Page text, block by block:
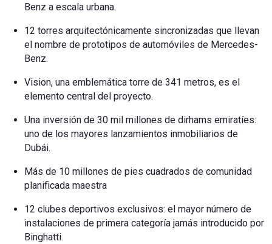
Benz a escala urbana.
12 torres arquitectónicamente sincronizadas que llevan
el nombre de prototipos de automóviles de Mercedes-
Benz.
Vision, una emblemática torre de 341 metros, es el
elemento central del proyecto.
Una inversión de 30 mil millones de dirhams emiratíes:
uno de los mayores lanzamientos inmobiliarios de
Dubái.
Más de 10 millones de pies cuadrados de comunidad
planificada maestra
12 clubes deportivos exclusivos: el mayor número de
instalaciones de primera categoría jamás introducido por
Binghatti.